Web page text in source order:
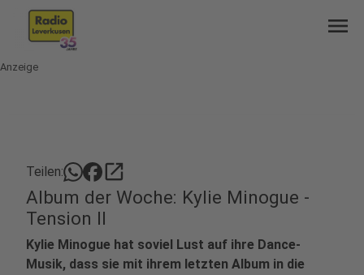
menu
Anzeige
Teilen: open_in_new
Album der Woche: Kylie Minogue -
Tension II
Kylie Minogue hat soviel Lust auf ihre Dance-
Musik, dass sie mit ihrem letzten Album in die